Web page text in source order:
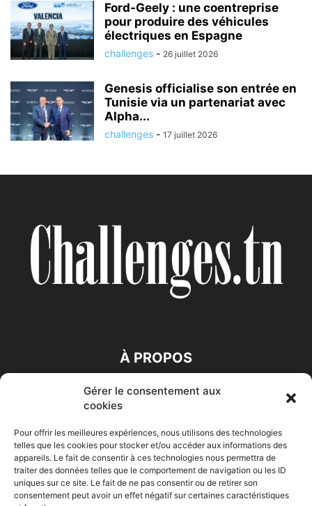
Gérer le consentement aux
cookies
Pour offrir les meilleures expériences, nous utilisons des technologies
telles que les cookies pour stocker et/ou accéder aux informations des
appareils. Le fait de consentir à ces technologies nous permettra de
traiter des données telles que le comportement de navigation ou les ID
uniques sur ce site. Le fait de ne pas consentir ou de retirer son
consentement peut avoir un effet négatif sur certaines caractéristiques
Ford-Geely : une coentreprise
pour produire des véhicules
électriques en Espagne
challenges - 26 juillet 2026
Genesis officialise son entrée en
Tunisie via un partenariat avec
Alpha...
challenges - 17 juillet 2026
À PROPOS
SUIVEZ NOUS
Accueil Economie Entreprises Entrepreneur Afrique